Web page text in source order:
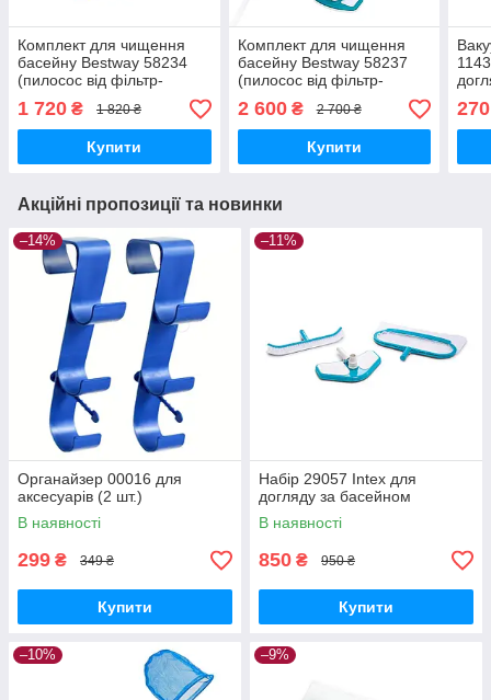
Комплект для чищення
басейну Bestway 58234
(пилосос від фільтр-
насоса 2006 л/год та
вище, сачок)
1 720 ₴ 1 820 ₴
Купити
Комплект для чищення
басейну Bestway 58237
(пилосос від фільтр-
насоса 2006 л/год та
вище, скіммер, сачок)
2 600₴ 2 700 ₴
Купити
270
Акційні пропозиції та новинки
–14%
Органайзер 00016 для
аксесуарів (2 шт.)
В наявності
299 ₴ 349 ₴
Купити
–11%
Набір 29057 Intex для
догляду за басейном
В наявності
850 ₴ 950 ₴
Купити
–10% –9%